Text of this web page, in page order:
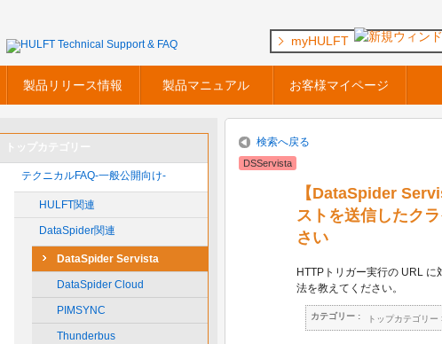
製品リリース情報 製品マニュアル お客様マイページ
myHULFT
テクニカルFAQ-一般公開向け-
HULFT関連
DataSpider関連
DataSpider Servista
DataSpider Cloud
PIMSYNC
Thunderbus
検索へ戻る
DSServista
【DataSpider
ストを送信したク
さい
HTTPトリガー実行の URL
法を教えてください。
カテゴリー : トップカテゴリー